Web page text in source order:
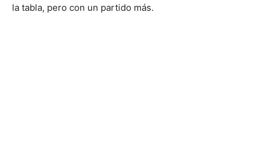
la tabla, pero con un partido más.